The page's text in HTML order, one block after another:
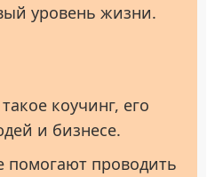
уровень жизни.
коучинг, его
и бизнесе.
помогают проводить